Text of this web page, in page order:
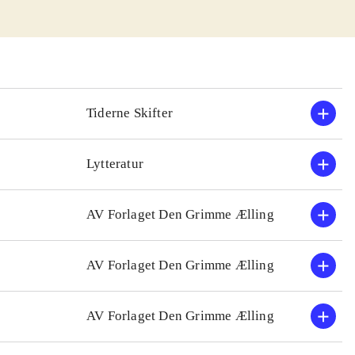
udviklingen
Tiderne Skifter
Lytteratur
AV Forlaget Den Grimme Ælling
AV Forlaget Den Grimme Ælling
AV Forlaget Den Grimme Ælling